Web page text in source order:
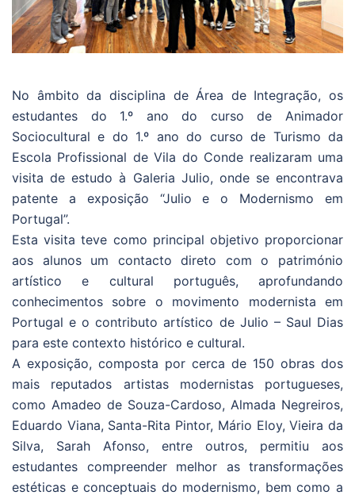
No âmbito da disciplina de Área de Integração, os
estudantes do 1.º ano do curso de Animador
Sociocultural e do 1.º ano do curso de Turismo da
Escola Profissional de Vila do Conde realizaram uma
visita de estudo à Galeria Julio, onde se encontrava
patente a exposição “Julio e o Modernismo em
Portugal”.
Esta visita teve como principal objetivo proporcionar
aos alunos um contacto direto com o património
artístico e cultural português, aprofundando
conhecimentos sobre o movimento modernista em
Portugal e o contributo artístico de Julio – Saul Dias
para este contexto histórico e cultural.
A exposição, composta por cerca de 150 obras dos
mais reputados artistas modernistas portugueses,
como Amadeo de Souza-Cardoso, Almada Negreiros,
Eduardo Viana, Santa-Rita Pintor, Mário Eloy, Vieira da
Silva, Sarah Afonso, entre outros, permitiu aos
estudantes compreender melhor as transformações
estéticas e conceptuais do modernismo, bem como a